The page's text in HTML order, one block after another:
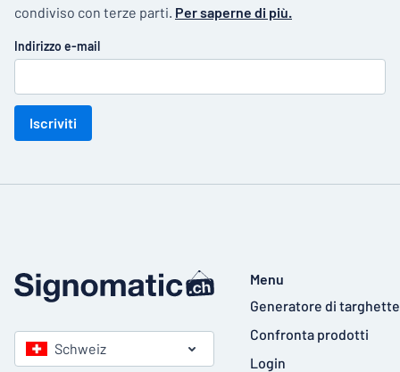
condiviso con terze parti. Per saperne di più.
Indirizzo e-mail
Iscriviti
Schweiz
Menu
Generatore di targhette
Confronta prodotti
Login